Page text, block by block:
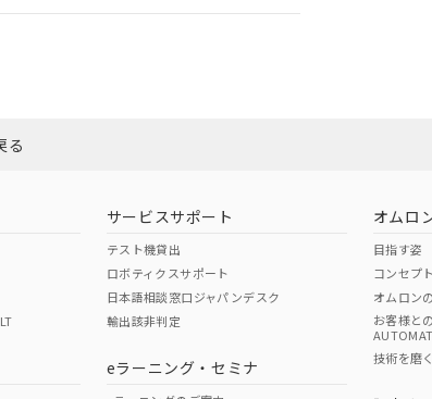
る
サービスサポート
テスト機貸出
ロボティクスサポート
日本語相談窓口ジャパンデスク
輸出該非判定
eラーニング・セミナ
オムロ
目指す姿
コンセプ
オムロン
お客様と
技術を磨